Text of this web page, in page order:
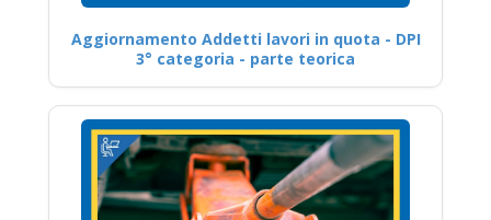
Aggiornamento Addetti lavori in quota - DPI
3° categoria - parte teorica